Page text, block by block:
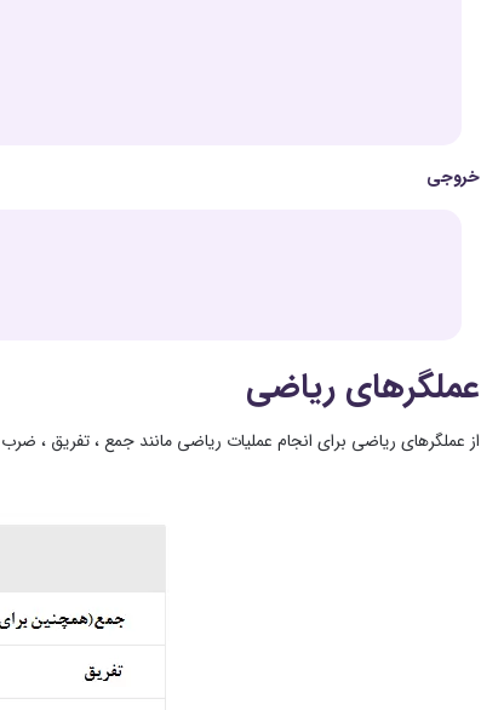
خروجی
عملگرهای ریاضی
از عملگرهای ریاضی برای انجام عملیات ریاضی مانند جمع ، تفریق ،